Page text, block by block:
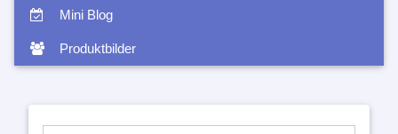
Mini Blog
Produktbilder